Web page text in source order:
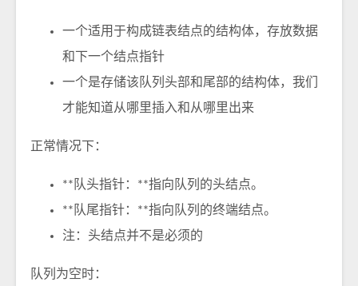
一个适用于构成链表结点的结构体，存放数据
和下一个结点指针
一个是存储该队列头部和尾部的结构体，我们
才能知道从哪里插入和从哪里出来
正常情况下：
**队头指针：**指向队列的头结点。
**队尾指针：**指向队列的终端结点。
注：头结点并不是必须的
队列为空时：